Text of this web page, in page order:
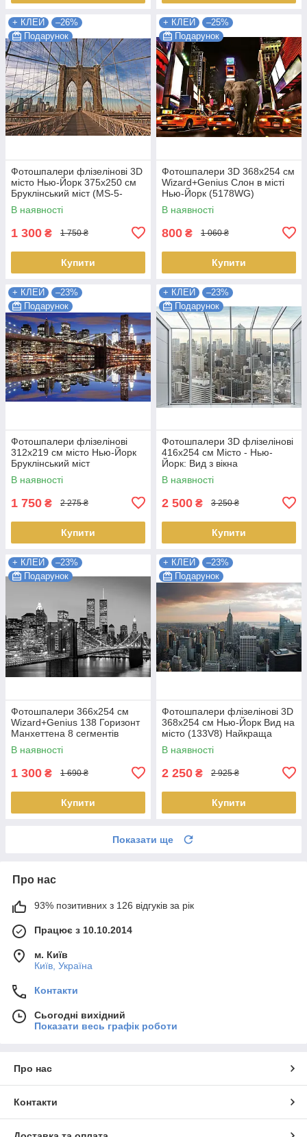
+ КЛЕЙ
–26%
Подарунок
Фотошпалери флізелінові 3D
місто Нью-Йорк 375х250 см
Бруклінський міст (MS-5-
0005) Найкраща якість
В наявності
1 300 ₴ 1 750 ₴
Купити
+ КЛЕЙ
–25%
Подарунок
Фотошпалери 3D 368х254 см
Wizard+Genius Слон в місті
Нью-Йорк (5178WG)
Найкраща якість
В наявності
800 ₴ 1 060 ₴
Купити
+ КЛЕЙ
–23%
Подарунок
Фотошпалери флізелінові
312х219 см місто Нью-Йорк
Бруклінський міст
(1670VEXXL) Найкраща
якість
В наявності
1 750 ₴ 2 275 ₴
Купити
+ КЛЕЙ
–23%
Подарунок
Фотошпалери 3D флізелінові
416x254 см Місто - Нью-
Йорк: Вид з вікна
(13021VEXXXL) Найкраща
якість
В наявності
2 500 ₴ 3 250 ₴
Купити
+ КЛЕЙ
–23%
Подарунок
Фотошпалери 366х254 см
Wizard+Genius 138 Горизонт
Манхеттена 8 сегментів
(7611487065272) Найкраща
якість
В наявності
1 300 ₴ 1 690 ₴
Купити
+ КЛЕЙ
–23%
Подарунок
Фотошпалери флізелінові 3D
368х254 см Нью-Йорк Вид на
місто (133V8) Найкраща
якість
В наявності
2 250 ₴ 2 925 ₴
Купити
Показати ще
Про нас
93% позитивних з 126 відгуків за рік
Працює з 10.10.2014
м. Київ
Київ, Україна
Контакти
Сьогодні вихідний
Показати весь графік роботи
Про нас
Контакти